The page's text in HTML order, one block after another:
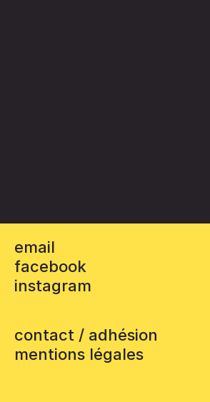
email
facebook
instagram
contact / adhésion
mentions légales